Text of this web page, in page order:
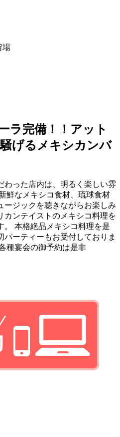
場
ラ完備！！アット
げるメキシカンバ
わった店内は、明るく楽しい雰
鮮なメキシコ食材、琉球食材
ージックを聴きながらお楽しみ
カンテイストのメキシコ料理を
。 本格絶品メキシコ料理を是
ーティーもお受付しておりま
種宴会の御予約は是非